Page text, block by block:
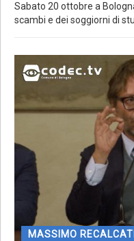
Sabato 20 ottobre a
scambi e dei soggiorni di
MASSIMO RECALCATI